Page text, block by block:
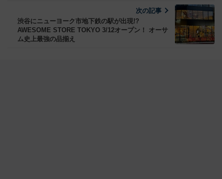
次の記事
渋谷にニューヨーク市地下鉄の駅が出現!?
AWESOME STORE TOKYO 3/12オープン！ オーサ
ム史上最強の品揃え